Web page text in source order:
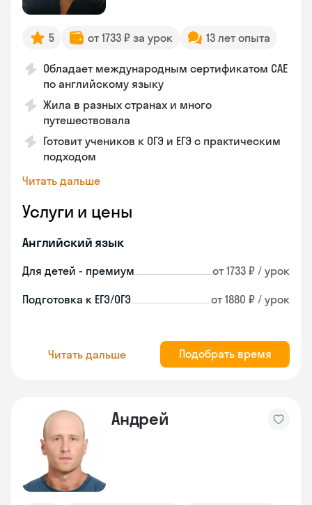
5 от 1733 ₽ за урок 13 лет опыта
Обладает международным сертификатом CAE
по английскому языку
Жила в разных странах и много
путешествовала
Готовит учеников к ОГЭ и ЕГЭ с практическим
подходом
Читать дальше
Услуги и цены
Английский язык
Для детей - премиум от 1733 ₽ / урок
Подготовка к ЕГЭ/ОГЭ от 1880 ₽ / урок
Читать дальше Подобрать время
Андрей